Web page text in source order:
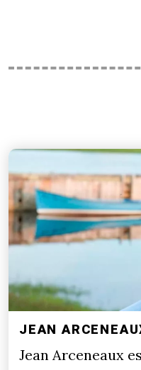
JEAN
Jean Arceneaux